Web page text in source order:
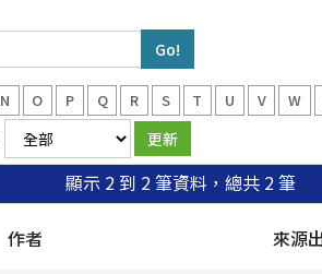
N O P Q R S T U V W
顯示 2 到 2 筆資料，總共 2 筆
作者 來源